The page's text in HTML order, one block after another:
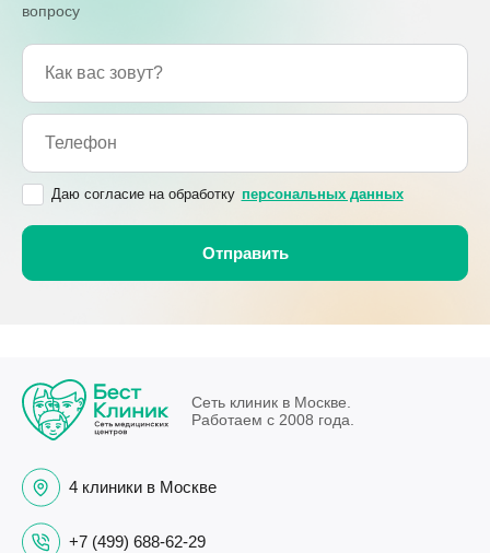
вопросу
Даю согласие на обработку персональных данных
Сеть клиник в Москве.
Работаем с 2008 года.
4 клиники в Москве
+7 (499) 688-62-29